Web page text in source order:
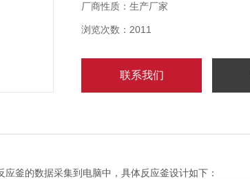
厂商性质：生产厂家
浏览次数：2011
联系我们
釜的数据采集到电脑中，具体反应釜设计如下：